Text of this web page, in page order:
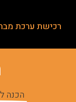
רכישת ערכת
הכנה